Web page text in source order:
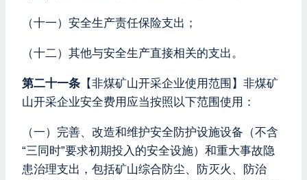
（十一）安全生产责任保险支出；
（十二）其他与安全生产直接相关的支出。
第二十一条 【非煤矿山开采企业使用范围】非煤矿
山开采企业安全费用应当按照以下范围使用：
（一）完善、改造和维护安全防护设施设备（不含
“三同时”要求初期投入的安全设施）和重大事故隐
患治理支出，包括矿山综合防尘、防灭火、防治